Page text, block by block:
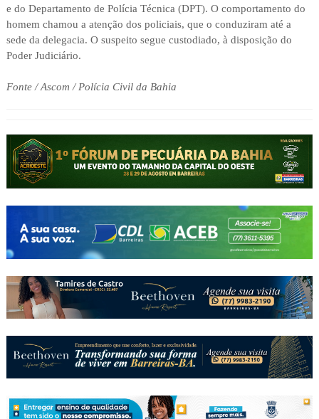
e do Departamento de Polícia Técnica (DPT). O comportamento do
homem chamou a atenção dos policiais, que o conduziram até a
sede da delegacia. O suspeito segue custodiado, à disposição do
Poder Judiciário.
Fonte / Ascom / Polícia Civil da Bahia